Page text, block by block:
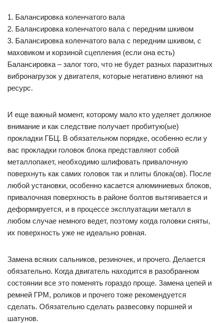
1. Балансировка коленчатого вала
2. Балансировка коленчатого вала с передним шкивом
3. Балансировка коленчатого вала с передним шкивом, с
маховиком и корзиной сцепления (если она есть)
Балансировка – залог того, что не будет разных паразитных
вибронагрузок у двигателя, которые негативно влияют на
ресурс.
И еще важный момент, которому мало кто уделяет должное
внимание и как следствие получает пробитую(ые)
прокладки ГБЦ. В обязательном порядке, особенно если у
вас прокладки головок блока представляют собой
металлопакет, необходимо шлифовать привалочную
поверхнуть как самих головок так и плиты блока(ов). После
любой установки, особенно касается алюминиевых блоков,
привалочная поверхность в районе болтов вытягивается и
деформируется, и в процессе эксплуатации металл в
любом случае немного ведет, поэтому когда головки сняты,
их поверхность уже не идеально ровная.
Замена всяких сальников, резиночек, и прочего. Делается
обязательно. Когда двигатель находится в разобранном
состоянии все это поменять гораздо проще. Замена цепей и
ремней ГРМ, роликов и прочего тоже рекомендуется
сделать. Обязательно сделать развесовку поршней и
шатунов.